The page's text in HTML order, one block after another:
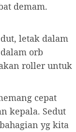
demam.
letak dalam
orb
roller untuk
cepat
kepala. Sedut
yg kita